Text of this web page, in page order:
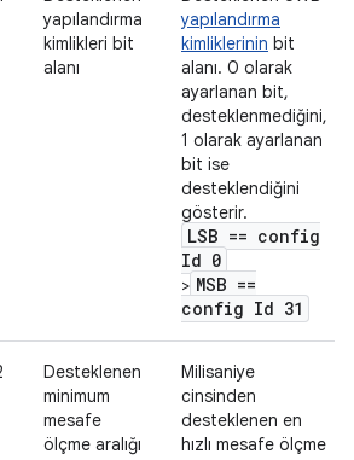
yapılandırma
kimlikleri bit
alanı
yapılandırma
kimliklerinin bit
alanı. 0 olarak
ayarlanan bit,
desteklenmediğini,
1 olarak ayarlanan
bit ise
desteklendiğini
gösterir.
LSB == config
Id 0
> MSB ==
config Id 31
Desteklenen
minimum
mesafe
ölçme aralığı
Milisaniye
cinsinden
desteklenen en
hızlı mesafe ölçme